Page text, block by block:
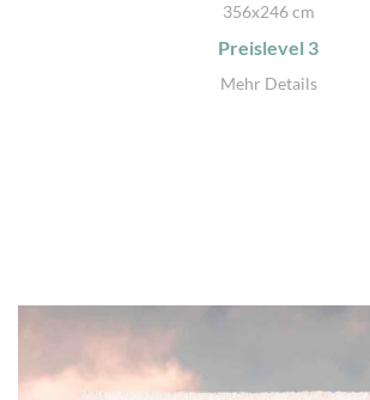
356x246 cm
Preislevel 3
Mehr Details